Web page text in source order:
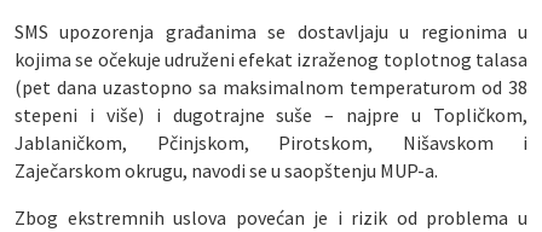
SMS upozorenja građanima se dostavljaju u regionima u
kojima se očekuje udruženi efekat izraženog toplotnog talasa
(pet dana uzastopno sa maksimalnom temperaturom od 38
stepeni i više) i dugotrajne suše – najpre u Topličkom,
Jablaničkom, Pčinjskom, Pirotskom, Nišavskom i
Zaječarskom okrugu, navodi se u saopštenju MUP-a.
Zbog ekstremnih uslova povećan je i rizik od problema u